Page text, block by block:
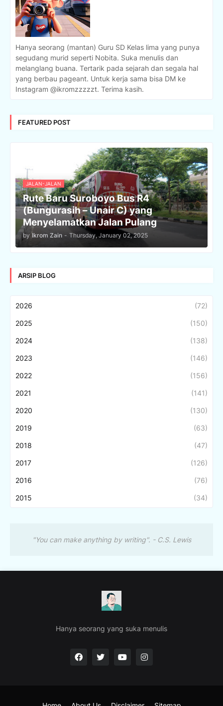
Hanya seorang (mantan) Guru SD Kelas lima yang punya
segudang murid seperti Nobita. Suka menulis dan
melanglang buana. Tertarik pada sejarah dan segala hal
yang berbau pageant. Untuk kerja sama bisa DM ke
Instagram @ikromzzzzzt. Terima kasih.
FEATURED POST
JALAN-JALAN
Rute Baru Suroboyo Bus R4
(Bungurasih – Unair C) yang
Menyelamatkan Jalan Pulang
by Ikrom Zain - Thursday, January 02, 2025
ARSIP BLOG
2026 (72)
2025 (150)
2024 (138)
2023 (146)
2022 (156)
2021 (141)
2020 (130)
2019 (63)
2018 (47)
2017 (126)
2016 (76)
2015 (34)
"You can make anything by writing". - C.S. Lewis
Hanya seorang yang suka menulis